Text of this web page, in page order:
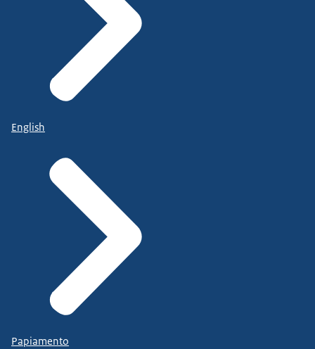
English
Papiamento